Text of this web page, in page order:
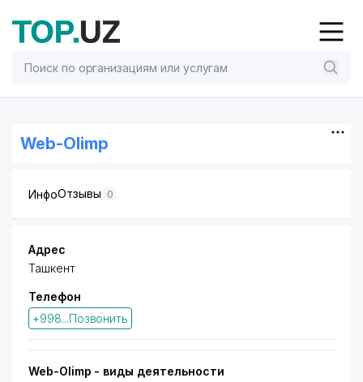
Web-Olimp
ИнфоОтзывы 0
Адрес
Ташкент
Телефон
+998...Позвонить
Web-Olimp - виды деятельности